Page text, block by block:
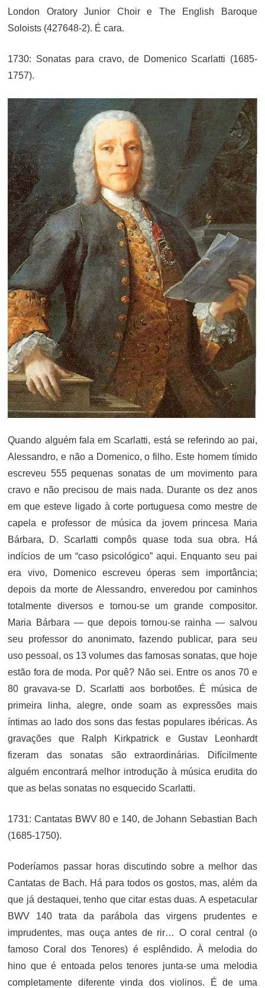
London Oratory Junior Choir e The English Baroque
Soloists (427648-2). É cara.
1730: Sonatas para cravo, de Domenico Scarlatti (1685-
1757).
Quando alguém fala em Scarlatti, está se referindo ao pai,
Alessandro, e não a Domenico, o filho. Este homem tímido
escreveu 555 pequenas sonatas de um movimento para
cravo e não precisou de mais nada. Durante os dez anos
em que esteve ligado à corte portuguesa como mestre de
capela e professor de música da jovem princesa Maria
Bárbara, D. Scarlatti compôs quase toda sua obra. Há
indícios de um “caso psicológico” aqui. Enquanto seu pai
era vivo, Domenico escreveu óperas sem importância;
depois da morte de Alessandro, enveredou por caminhos
totalmente diversos e tornou-se um grande compositor.
Maria Bárbara — que depois tornou-se rainha — salvou
seu professor do anonimato, fazendo publicar, para seu
uso pessoal, os 13 volumes das famosas sonatas, que hoje
estão fora de moda. Por quê? Não sei. Entre os anos 70 e
80 gravava-se D. Scarlatti aos borbotões. É música de
primeira linha, alegre, onde soam as expressões mais
íntimas ao lado dos sons das festas populares ibéricas. As
gravações que Ralph Kirkpatrick e Gustav Leonhardt
fizeram das sonatas são extraordinárias. Difícilmente
alguém encontrará melhor introdução à música erudita do
que as belas sonatas no esquecido Scarlatti.
1731: Cantatas BWV 80 e 140, de Johann Sebastian Bach
(1685-1750).
Poderíamos passar horas discutindo sobre a melhor das
Cantatas de Bach. Há para todos os gostos, mas, além da
que já destaquei, tenho que citar estas duas. A espetacular
BWV 140 trata da parábola das virgens prudentes e
imprudentes, mas ouça antes de rir… O coral central (o
famoso Coral dos Tenores) é esplêndido. À melodia do
hino que é entoada pelos tenores junta-se uma melodia
completamente diferente vinda dos violinos. É de uma